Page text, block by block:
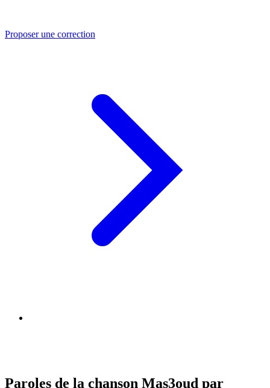
Proposer une correction
Paroles de la chanson Mas3oud par